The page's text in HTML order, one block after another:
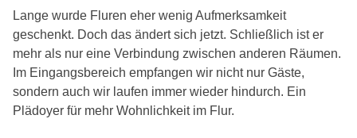
Lange wurde Fluren eher wenig Aufmerksamkeit
geschenkt. Doch das ändert sich jetzt. Schließlich ist er
mehr als nur eine Verbindung zwischen anderen Räumen.
Im Eingangsbereich empfangen wir nicht nur Gäste,
sondern auch wir laufen immer wieder hindurch. Ein
Plädoyer für mehr Wohnlichkeit im Flur.